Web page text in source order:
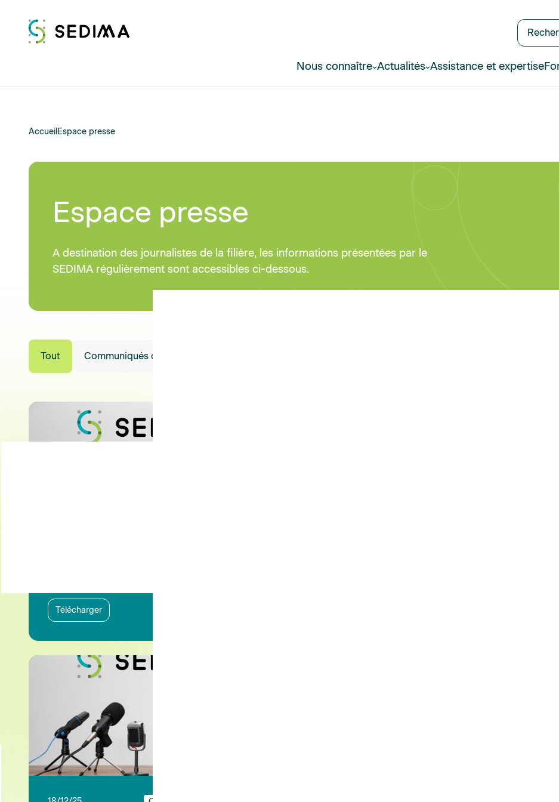
Nous connaître Actualités Assistance et expertise
Accueil Espace presse
Espace presse
A destination des journalistes de la filière, les informations présentées par le
SEDIMA régulièrement sont accessibles ci-dessous.
Tout Communiqués de presse
Télécharger